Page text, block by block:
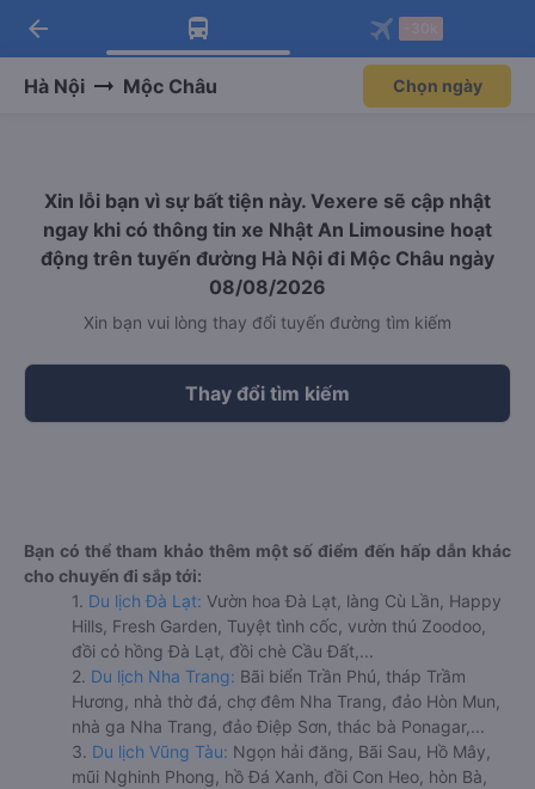
Tải app Vexere ngay!
Nhận ưu đãi thành viên độc
Mở app
Tải app Vexere
-30k/ghế khi đặt vé máy bay qua
Mở app
arrow_back
Hà Nội Mộc Châu Chọn ngày
Xin lỗi bạn vì sự bất tiện này. Vexere sẽ cập nhật
ngay khi có thông tin xe Nhật An Limousine hoạt
động trên tuyến đường Hà Nội đi Mộc Châu ngày
08/08/2026
Xin bạn vui lòng thay đổi tuyến đường tìm kiếm
Thay đổi tìm kiếm
Bạn có thể tham khảo thêm một số điểm đến hấp dẫn khác
cho chuyến đi sắp tới:
1. Du lịch Đà Lạt: Vườn hoa Đà Lạt, làng Cù Lần, Happy
Hills, Fresh Garden, Tuyệt tình cốc, vườn thú Zoodoo,
đồi cỏ hồng Đà Lạt, đồi chè Cầu Đất,...
2. Du lịch Nha Trang: Bãi biển Trần Phú, tháp Trầm
Hương, nhà thờ đá, chợ đêm Nha Trang, đảo Hòn Mun,
nhà ga Nha Trang, đảo Điệp Sơn, thác bà Ponagar,...
3. Du lịch Vũng Tàu: Ngọn hải đăng, Bãi Sau, Hồ Mây,
mũi Nghinh Phong, hồ Đá Xanh, đồi Con Heo, hòn Bà,